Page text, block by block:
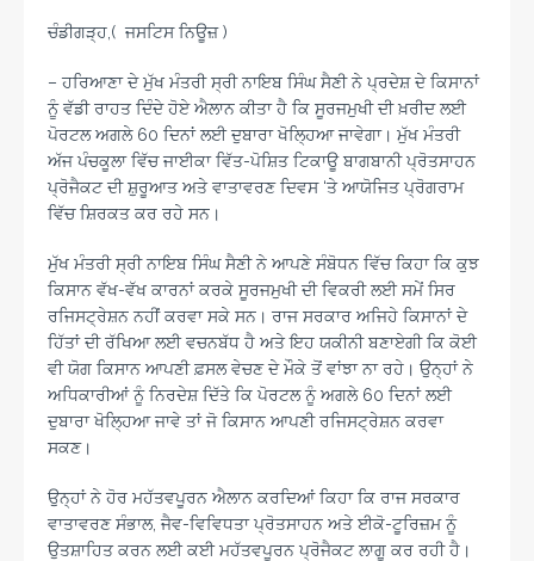
ਚੰਡੀਗੜ੍ਹ,( ਜਸਟਿਸ ਨਿਊਜ਼ )
– ਹਰਿਆਣਾ ਦੇ ਮੁੱਖ ਮੰਤਰੀ ਸ੍ਰੀ ਨਾਇਬ ਸਿੰਘ ਸੈਣੀ ਨੇ ਪ੍ਰਦੇਸ਼ ਦੇ ਕਿਸਾਨਾਂ
ਨੂੰ ਵੱਡੀ ਰਾਹਤ ਦਿੰਦੇ ਹੋਏ ਐਲਾਨ ਕੀਤਾ ਹੈ ਕਿ ਸੂਰਜਮੁਖੀ ਦੀ ਖ਼ਰੀਦ ਲਈ
ਪੋਰਟਲ ਅਗਲੇ 60 ਦਿਨਾਂ ਲਈ ਦੁਬਾਰਾ ਖੋਲ੍ਹਿਆ ਜਾਵੇਗਾ। ਮੁੱਖ ਮੰਤਰੀ
ਅੱਜ ਪੰਚਕੂਲਾ ਵਿੱਚ ਜਾਈਕਾ ਵਿੱਤ-ਪੋਸ਼ਿਤ ਟਿਕਾਊ ਬਾਗਬਾਨੀ ਪ੍ਰੋਤਸਾਹਨ
ਪ੍ਰੋਜੈਕਟ ਦੀ ਸ਼ੁਰੂਆਤ ਅਤੇ ਵਾਤਾਵਰਣ ਦਿਵਸ ‘ਤੇ ਆਯੋਜਿਤ ਪ੍ਰੋਗਰਾਮ
ਵਿੱਚ ਸ਼ਿਰਕਤ ਕਰ ਰਹੇ ਸਨ।
ਮੁੱਖ ਮੰਤਰੀ ਸ੍ਰੀ ਨਾਇਬ ਸਿੰਘ ਸੈਣੀ ਨੇ ਆਪਣੇ ਸੰਬੋਧਨ ਵਿੱਚ ਕਿਹਾ ਕਿ ਕੁਝ
ਕਿਸਾਨ ਵੱਖ-ਵੱਖ ਕਾਰਨਾਂ ਕਰਕੇ ਸੂਰਜਮੁਖੀ ਦੀ ਵਿਕਰੀ ਲਈ ਸਮੇਂ ਸਿਰ
ਰਜਿਸਟ੍ਰੇਸ਼ਨ ਨਹੀਂ ਕਰਵਾ ਸਕੇ ਸਨ। ਰਾਜ ਸਰਕਾਰ ਅਜਿਹੇ ਕਿਸਾਨਾਂ ਦੇ
ਹਿੱਤਾਂ ਦੀ ਰੱਖਿਆ ਲਈ ਵਚਨਬੱਧ ਹੈ ਅਤੇ ਇਹ ਯਕੀਨੀ ਬਣਾਏਗੀ ਕਿ ਕੋਈ
ਵੀ ਯੋਗ ਕਿਸਾਨ ਆਪਣੀ ਫ਼ਸਲ ਵੇਚਣ ਦੇ ਮੌਕੇ ਤੋਂ ਵਾਂਝਾ ਨਾ ਰਹੇ। ਉਨ੍ਹਾਂ ਨੇ
ਅਧਿਕਾਰੀਆਂ ਨੂੰ ਨਿਰਦੇਸ਼ ਦਿੱਤੇ ਕਿ ਪੋਰਟਲ ਨੂੰ ਅਗਲੇ 60 ਦਿਨਾਂ ਲਈ
ਦੁਬਾਰਾ ਖੋਲ੍ਹਿਆ ਜਾਵੇ ਤਾਂ ਜੋ ਕਿਸਾਨ ਆਪਣੀ ਰਜਿਸਟ੍ਰੇਸ਼ਨ ਕਰਵਾ
ਸਕਣ।
ਉਨ੍ਹਾਂ ਨੇ ਹੋਰ ਮਹੱਤਵਪੂਰਨ ਐਲਾਨ ਕਰਦਿਆਂ ਕਿਹਾ ਕਿ ਰਾਜ ਸਰਕਾਰ
ਵਾਤਾਵਰਣ ਸੰਭਾਲ, ਜੈਵ-ਵਿਵਿਧਤਾ ਪ੍ਰੋਤਸਾਹਨ ਅਤੇ ਈਕੋ-ਟੂਰਿਜ਼ਮ ਨੂੰ
ਉਤਸ਼ਾਹਿਤ ਕਰਨ ਲਈ ਕਈ ਮਹੱਤਵਪੂਰਨ ਪ੍ਰੋਜੈਕਟ ਲਾਗੂ ਕਰ ਰਹੀ ਹੈ।